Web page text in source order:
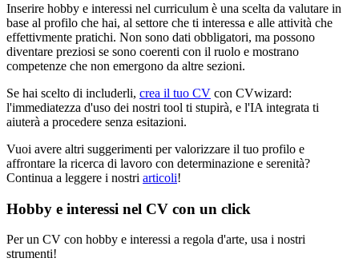
Inserire hobby e interessi nel curriculum è una scelta da valutare in
base al profilo che hai, al settore che ti interessa e alle attività che
effettivmente pratichi. Non sono dati obbligatori, ma possono
diventare preziosi se sono coerenti con il ruolo e mostrano
competenze che non emergono da altre sezioni.
Se hai scelto di includerli, crea il tuo CV con CVwizard:
l'immediatezza d'uso dei nostri tool ti stupirà, e l'IA integrata ti
aiuterà a procedere senza esitazioni.
Vuoi avere altri suggerimenti per valorizzare il tuo profilo e
affrontare la ricerca di lavoro con determinazione e serenità?
Continua a leggere i nostri articoli!
Hobby e interessi nel CV con un click
Per un CV con hobby e interessi a regola d'arte, usa i nostri
strumenti!